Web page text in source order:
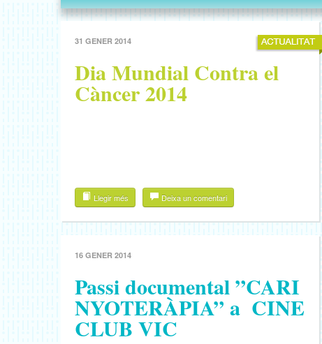
31 GENER 2014
Dia Mundial Contra el
Càncer 2014
Llegir més Deixa un comentari
16 GENER 2014
P​assi​ documental​ ​”​C​A​R​I​
N​Y​O​T​E​R​À​P​I​A​”​ a ​ ​C​I​N​E​
C​L​U​B​ ​V​I​C